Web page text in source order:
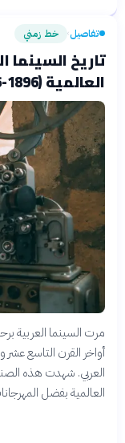
تفاصيل› خط زمني
تاريخ السينما
العالمية (1896-2026)
مرت السينما العربية
أواخر القرن التاسع
العربي. شهدت هذه
العالمية بفضل